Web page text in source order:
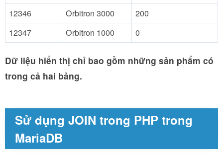
12346
Orbitron 3000
200
12347
Orbitron 1000 0
Dữ liệu hiển thị chỉ bao gồm những sản phẩm có
trong cả hai bảng.
Sử dụng JOIN trong PHP trong
MariaDB